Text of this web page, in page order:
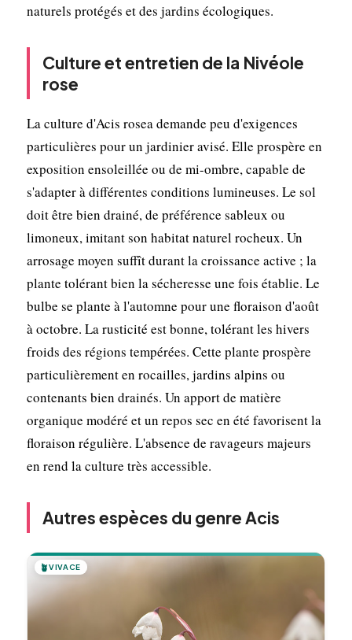
naturels protégés et des jardins écologiques.
Culture et entretien de la Nivéole
rose
La culture d'Acis rosea demande peu d'exigences
particulières pour un jardinier avisé. Elle prospère en
exposition ensoleillée ou de mi-ombre, capable de
s'adapter à différentes conditions lumineuses. Le sol
doit être bien drainé, de préférence sableux ou
limoneux, imitant son habitat naturel rocheux. Un
arrosage moyen suffît durant la croissance active ; la
plante tolérant bien la sécheresse une fois établie. Le
bulbe se plante à l'automne pour une floraison d'août
à octobre. La rusticité est bonne, tolérant les hivers
froids des régions tempérées. Cette plante prospère
particulièrement en rocailles, jardins alpins ou
contenants bien drainés. Un apport de matière
organique modéré et un repos sec en été favorisent la
floraison régulière. L'absence de ravageurs majeurs
en rend la culture très accessible.
Autres espèces du genre Acis
🪴VIVACE